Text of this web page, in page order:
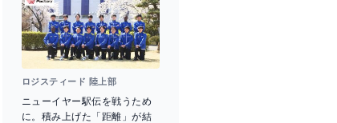
ロジスティード 陸上部
ニューイヤー駅伝を戦うため
に。積み上げた「距離」が結